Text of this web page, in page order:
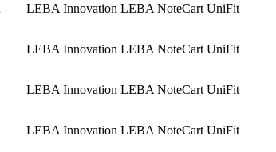
LEBA Innovation LEBA NoteCart UniFit
LEBA Innovation LEBA NoteCart UniFit
LEBA Innovation LEBA NoteCart UniFit
LEBA Innovation LEBA NoteCart UniFit